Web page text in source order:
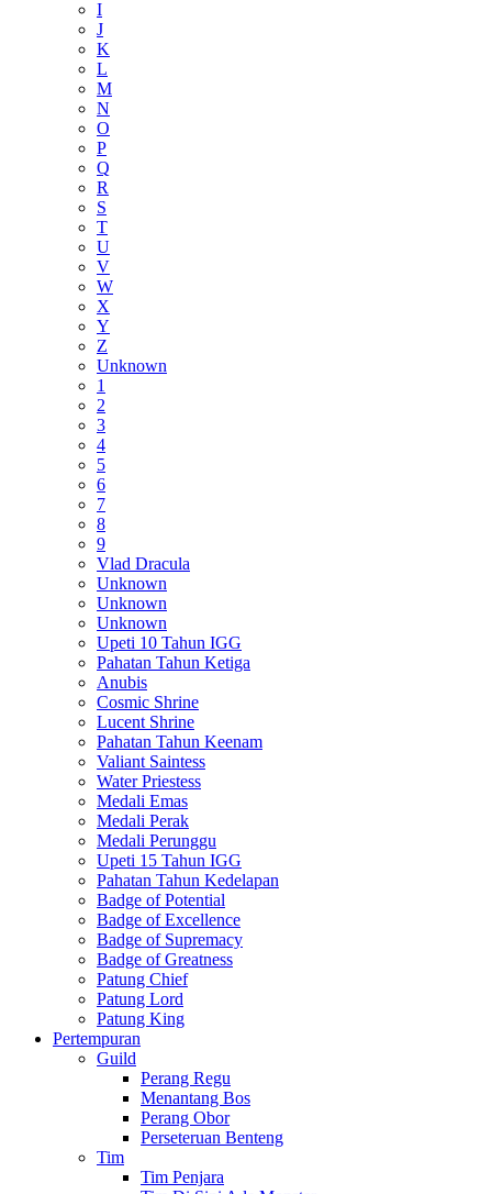
I
J
K
L
M
N
O
P
Q
R
S
T
U
V
W
X
Y
Z
Unknown
1
2
3
4
5
6
7
8
9
Vlad Dracula
Unknown
Unknown
Unknown
Upeti 10 Tahun IGG
Pahatan Tahun Ketiga
Anubis
Cosmic Shrine
Lucent Shrine
Pahatan Tahun Keenam
Valiant Saintess
Water Priestess
Medali Emas
Medali Perak
Medali Perunggu
Upeti 15 Tahun IGG
Pahatan Tahun Kedelapan
Badge of Potential
Badge of Excellence
Badge of Supremacy
Badge of Greatness
Patung Chief
Patung Lord
Patung King
Pertempuran
Guild
Perang Regu
Menantang Bos
Perang Obor
Perseteruan Benteng
Tim
Tim Penjara